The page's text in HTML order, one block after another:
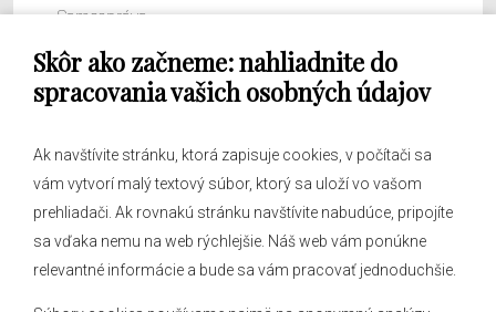
Skôr ako začneme: nahliadnite do
spracovania vašich osobných údajov
Ak navštívite stránku, ktorá zapisuje cookies, v počítači sa
vám vytvorí malý textový súbor, ktorý sa uloží vo vašom
prehliadači. Ak rovnakú stránku navštívite nabudúce, pripojíte
sa vďaka nemu na web rýchlejšie. Náš web vám ponúkne
relevantné informácie a bude sa vám pracovať jednoduchšie.
Samospráva
Obecný úrad
O obci
Hlásenia obecného rozhlasu